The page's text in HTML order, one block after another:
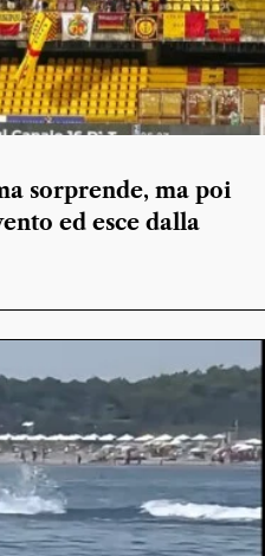
sorprende, ma poi
ed esce dalla